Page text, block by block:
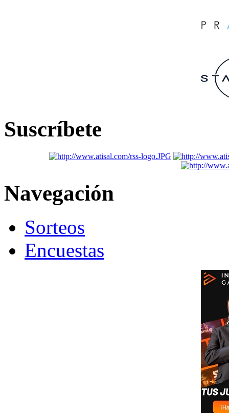
Suscríbete
Navegación
Sorteos
Encuestas